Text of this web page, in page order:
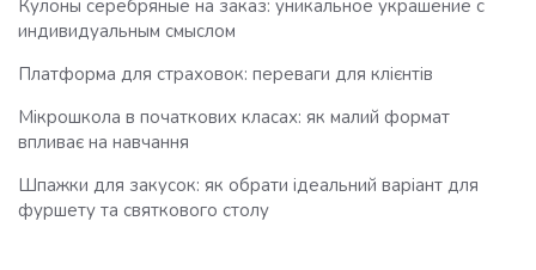
Кулоны серебряные на заказ: уникальное украшение с
индивидуальным смыслом
Платформа для страховок: переваги для клієнтів
Мікрошкола в початкових класах: як малий формат
впливає на навчання
Шпажки для закусок: як обрати ідеальний варіант для
фуршету та святкового столу